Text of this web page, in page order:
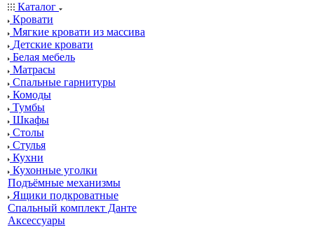
Каталог
Кровати
Мягкие кровати из массива
Детские кровати
Белая мебель
Матрасы
Спальные гарнитуры
Комоды
Тумбы
Шкафы
Столы
Стулья
Кухни
Кухонные уголки
Подъёмные механизмы
Ящики подкроватные
Спальный комплект Данте
Аксессуары